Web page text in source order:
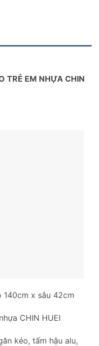
TRẺ EM NHỰA CHIN
140cm x sâu 42cm
CHIN HUEI
kéo, tấm hậu alu,